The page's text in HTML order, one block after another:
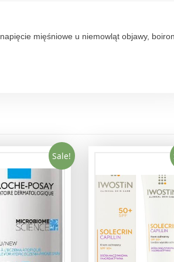
mięśniowe u niemowląt objawy, boiron
Sale!